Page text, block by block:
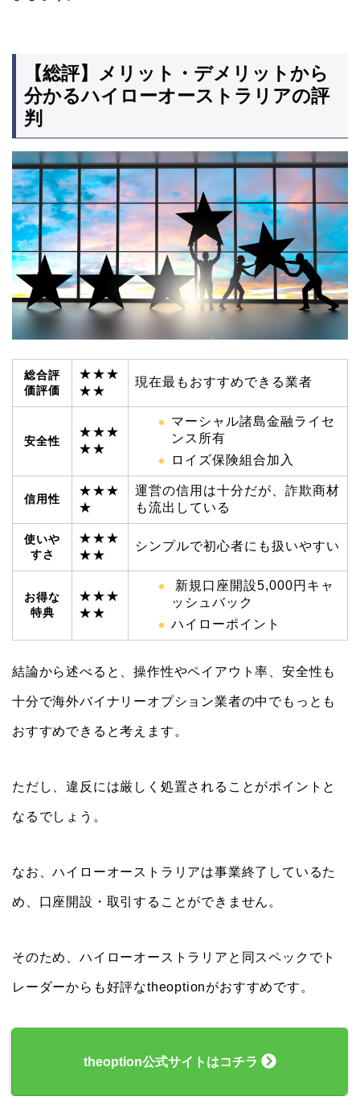
【総評】メリット・デメリットから
分かるハイローオーストラリアの評
判
総合評
価評価
★★★
★★
現在最もおすすめできる業者
安全性
★★★
★★
マーシャル諸島金融ライセ
ンス所有
ロイズ保険組合加入
信用性
★★★
★
運営の信用は十分だが、詐欺商材
も流出している
使いや
すさ
★★★
★★
シンプルで初心者にも扱いやすい
お得な
特典
★★★
★★
新規口座開設5,000円キャ
ッシュバック
ハイローポイント
結論から述べると、操作性やペイアウト率、安全性も
十分で海外バイナリーオプション業者の中でもっとも
おすすめできると考えます。
ただし、違反には厳しく処置されることがポイントと
なるでしょう。
なお、ハイローオーストラリアは事業終了しているた
め、口座開設・取引することができません。
そのため、ハイローオーストラリアと同スペックでト
レーダーからも好評なtheoptionがおすすめです。
theoption公式サイトはコチラ